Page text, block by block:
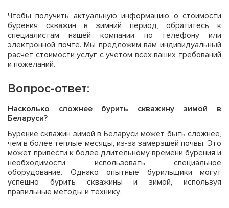
Чтобы получить актуальную информацию о стоимости
бурения скважин в зимний период, обратитесь к
специалистам нашей компании по телефону или
электронной почте. Мы предложим вам индивидуальный
расчет стоимости услуг с учетом всех ваших требований
и пожеланий.
Вопрос-ответ:
Насколько сложнее бурить скважину зимой в
Беларуси?
Бурение скважин зимой в Беларуси может быть сложнее,
чем в более теплые месяцы, из-за замерзшей почвы. Это
может привести к более длительному времени бурения и
необходимости использовать специальное
оборудование. Однако опытные бурильщики могут
успешно бурить скважины и зимой, используя
правильные методы и технику.